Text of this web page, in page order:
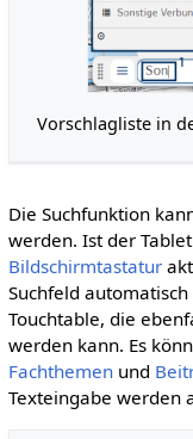
Vorschlagliste in
Die Suchfunktion
werden. Ist der
Bildschirmtastatur
Suchfeld
Touchtable, die
werden kann. Es
Fachthemenund
Texteingabe werden